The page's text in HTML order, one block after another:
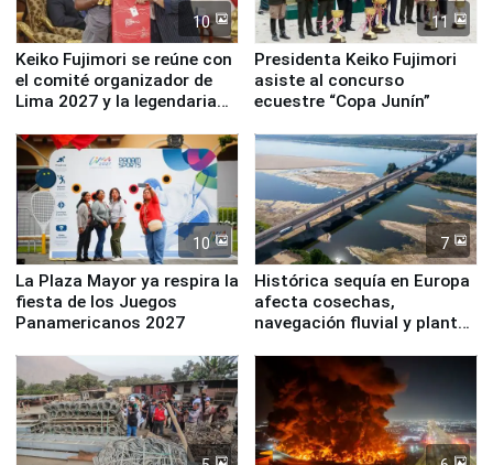
10
Keiko Fujimori se reúne con
el comité organizador de
Lima 2027 y la legendaria
11
Presidenta Keiko Fujimori
asiste al concurso
ecuestre “Copa Junín”
10
La Plaza Mayor ya respira la
fiesta de los Juegos
Panamericanos 2027
7
Histórica sequía en Europa
afecta cosechas,
navegación fluvial y plantas